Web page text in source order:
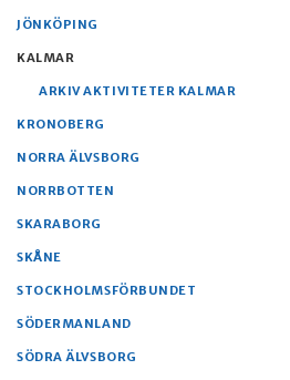
JÖNKÖPING
KALMAR
ARKIV AKTIVITETER KALMAR
KRONOBERG
NORRA ÄLVSBORG
NORRBOTTEN
SKARABORG
SKÅNE
STOCKHOLMSFÖRBUNDET
SÖDERMANLAND
SÖDRA ÄLVSBORG